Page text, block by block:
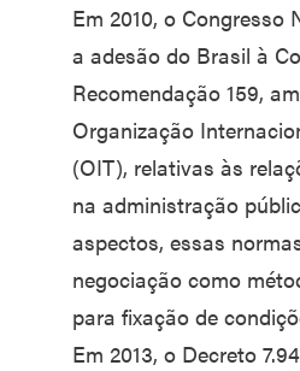
Em 2010, o Congresso
a adesão do Brasil à
Recomendação 159,
Organização
(OIT), relativas às
na administração
aspectos, essas
negociação como
para fixação de
Em 2013, o Decreto